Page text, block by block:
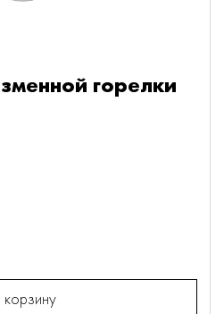
горелки
корзину